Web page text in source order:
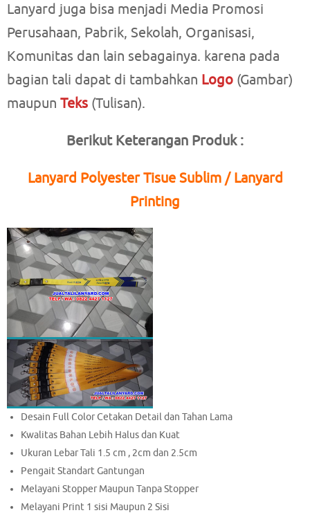
Lanyard juga bisa menjadi Media Promosi
Perusahaan, Pabrik, Sekolah, Organisasi,
Komunitas dan lain sebagainya. karena pada
bagian tali dapat di tambahkan Logo (Gambar)
maupun Teks (Tulisan).
Berikut Keterangan Produk :
Lanyard Polyester Tisue Sublim / Lanyard
Printing
Desain Full Color Cetakan Detail dan Tahan Lama
Kwalitas Bahan Lebih Halus dan Kuat
Ukuran Lebar Tali 1.5 cm , 2cm dan 2.5cm
Pengait Standart Gantungan
Melayani Stopper Maupun Tanpa Stopper
Melayani Print 1 sisi Maupun 2 Sisi